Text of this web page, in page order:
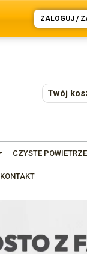
ZALOGUJ /
Twój
CZYSTE POWIETRZE
KONTAKT